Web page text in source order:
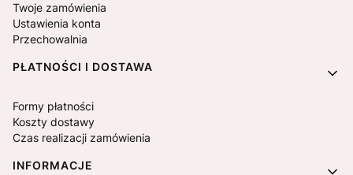
Twoje zamówienia
Ustawienia konta
Przechowalnia
PŁATNOŚCI I DOSTAWA
Formy płatności
Koszty dostawy
Czas realizacji zamówienia
INFORMACJE